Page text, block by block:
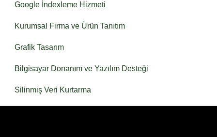
Google İndexleme Hizmeti
Kurumsal Firma ve Ürün Tanıtım
Grafik Tasarım
Bilgisayar Donanım ve Yazılım Desteği
Silinmiş Veri Kurtarma